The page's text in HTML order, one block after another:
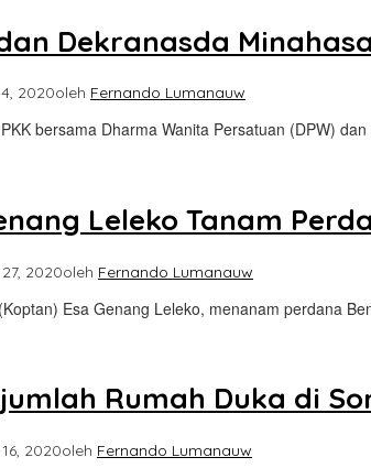
dan Dekranasda
2020oleh Fernando Lumanauw
bersama Dharma Wanita Persatuan (DPW) dan
Leleko Tanam
2020oleh Fernando Lumanauw
Esa Genang Leleko, menanam perdana
Rumah Duka di
2020oleh Fernando Lumanauw